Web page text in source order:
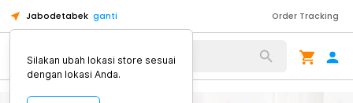
Jabodetabek ganti Order Tracking
Alat Kopi
Silakan ubah lokasi store sesuai
dengan lokasi Anda.